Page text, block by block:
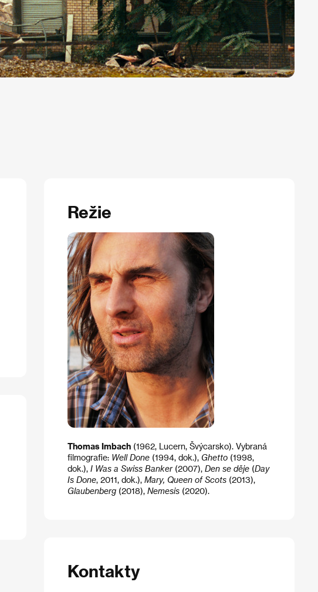
Režie
Thomas Imbach(1962, Lucern, Švýcarsko). Vybraná
filmografie: Well Done(1994, dok.), Ghetto (1998,
dok.), I Was a Swiss Banker (2007), Den se děje (Day
Is Done, 2011, dok.), Mary, Queen of Scots(2013),
Glaubenberg(2018), Nemesis(2020).
Kontakty